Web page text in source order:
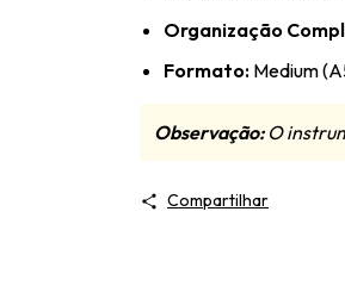
Organização
Formato: Medium
Observação:O
Compartilhar